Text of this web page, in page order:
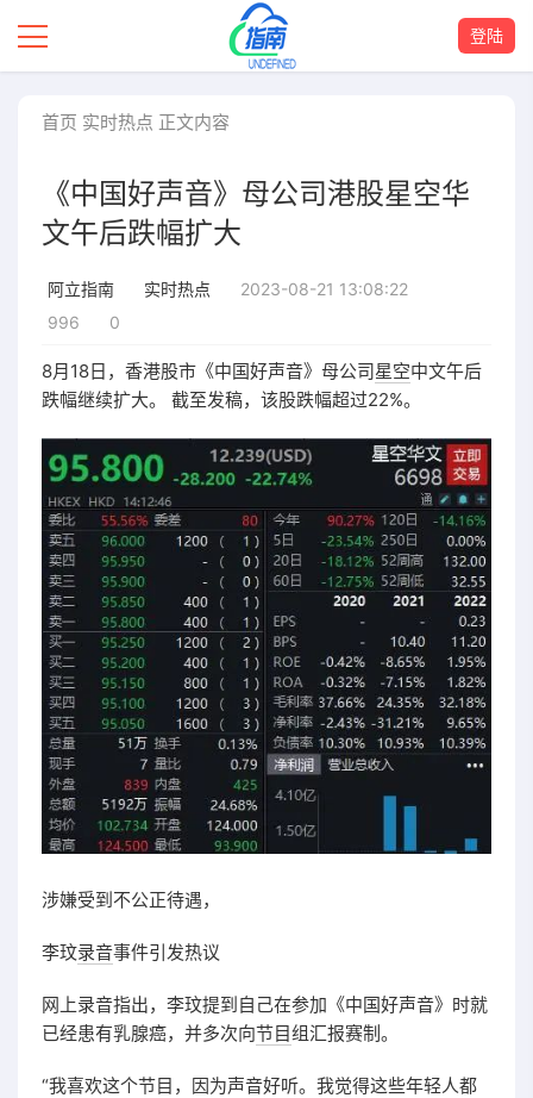
登陆
首页 实时热点 正文内容
《中国好声音》母公司港股星空华
文午后跌幅扩大
阿立指南 实时热点
2023-08-21 13:08:22
996
0
8月18日，香港股市《中国好声音》母公司星空中文午后
跌幅继续扩大。 截至发稿，该股跌幅超过22%。
涉嫌受到不公正待遇，
李玟录音事件引发热议
网上录音指出，李玟提到自己在参加《中国好声音》时就
已经患有乳腺癌，并多次向节目组汇报赛制。
“我喜欢这个节目，因为声音好听。我觉得这些年轻人都